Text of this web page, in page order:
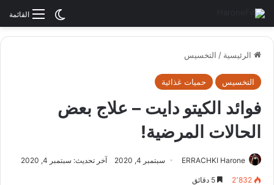
القائمةالوضع
الرئيسية / التخسيس
التخسيس حميات غذائية
فوائد الكيتو دايت – علاج بعض
الحالات المرضية!
ERRACHKI Harone سبتمبر 4, 2020 آخر تحديث: سبتمبر 4, 2020
2٬832